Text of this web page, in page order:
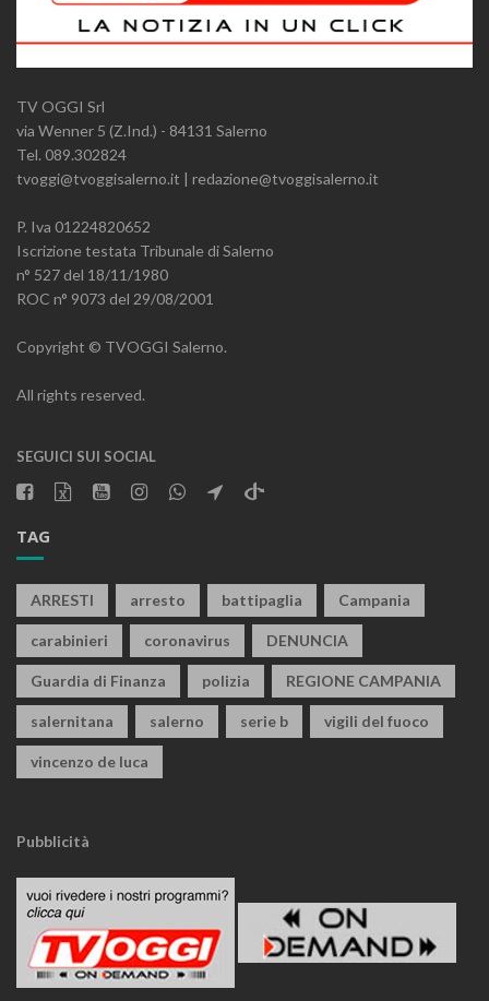
TV OGGI Srl
via Wenner 5 (Z.Ind.) - 84131 Salerno
Tel. 089.302824
tvoggi@tvoggisalerno.it | redazione@tvoggisalerno.it
P. Iva 01224820652
Iscrizione testata Tribunale di Salerno
n° 527 del 18/11/1980
ROC n° 9073 del 29/08/2001
Copyright © TVOGGI Salerno.
All rights reserved.
SEGUICI SUI SOCIAL
TAG
ARRESTI arresto battipaglia Campania
carabinieri coronavirus DENUNCIA
Guardia di Finanza polizia REGIONE CAMPANIA
salernitana salerno serie b vigili del fuoco
vincenzo de luca
Pubblicità